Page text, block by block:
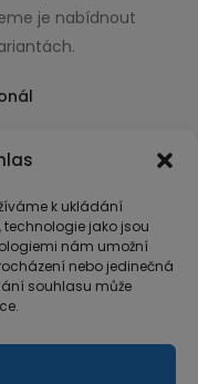
k ukládání
jako jsou
nám umožní
nebo jedinečná
souhlasu může
je nabídnout